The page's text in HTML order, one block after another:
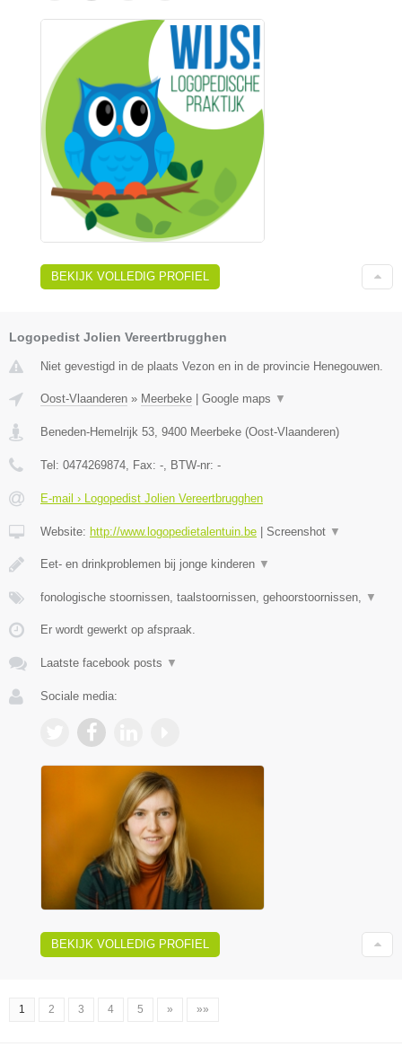
BEKIJK VOLLEDIG PROFIEL
Logopedist Jolien Vereertbrugghen
Niet gevestigd in de plaats Vezon en in de provincie Henegouwen.
Oost-Vlaanderen » Meerbeke Google maps ▼
Beneden-Hemelrijk 53, 9400 Meerbeke (Oost-Vlaanderen)
Tel: 0474269874, Fax: -, BTW-nr: -
E-mail › Logopedist Jolien Vereertbrugghen
Website: http://www.logopedietalentuin.be Screenshot ▼
Eet- en drinkproblemen bij jonge kinderen ▼
fonologische stoornissen, taalstoornissen, gehoorstoornissen, ▼
Er wordt gewerkt op afspraak.
Laatste facebook posts ▼
Sociale media:
BEKIJK VOLLEDIG PROFIEL
1 2 3 4 5 » »»